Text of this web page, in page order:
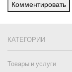
Комментировать
КАТЕГОРИИ
Товары и услуги